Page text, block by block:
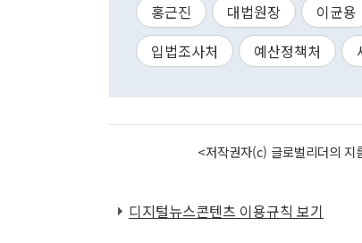
홍근진
대법원장 이균용
입법조사처
예산정책처
<저작권자(c) 글로벌리더의
디지털뉴스콘텐츠 이용규칙 보기